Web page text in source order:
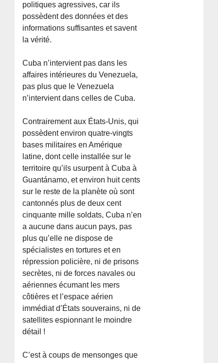
politiques agressives, car ils
possèdent des données et des
informations suffisantes et savent
la vérité.
Cuba n’intervient pas dans les
affaires intérieures du Venezuela,
pas plus que le Venezuela
n’intervient dans celles de Cuba.
Contrairement aux États-Unis, qui
possèdent environ quatre-vingts
bases militaires en Amérique
latine, dont celle installée sur le
territoire qu’ils usurpent à Cuba à
Guantánamo, et environ huit cents
sur le reste de la planète où sont
cantonnés plus de deux cent
cinquante mille soldats, Cuba n’en
a aucune dans aucun pays, pas
plus qu’elle ne dispose de
spécialistes en tortures et en
répression policière, ni de prisons
secrètes, ni de forces navales ou
aériennes écumant les mers
côtières et l’espace aérien
immédiat d’États souverains, ni de
satellites espionnant le moindre
détail !
C’est à coups de mensonges que